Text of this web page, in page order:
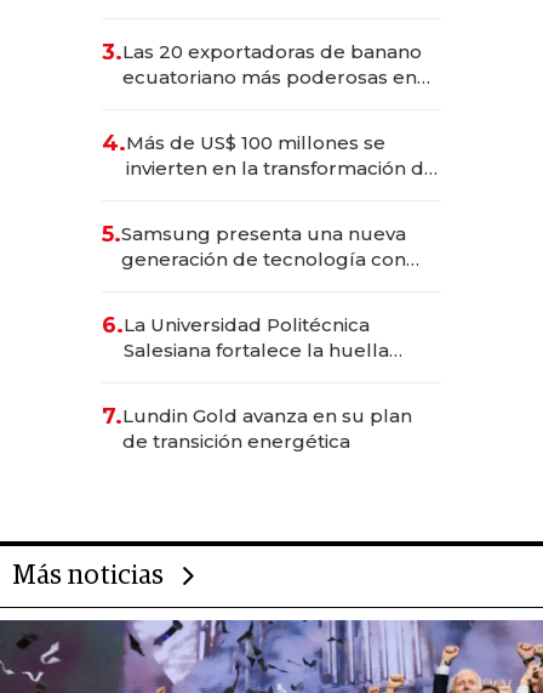
3.Las 20 exportadoras de banano
ecuatoriano más poderosas en
4.Más de US$ 100 millones se
invierten en la transformación de
5.Samsung presenta una nueva
generación de tecnología con
6.La Universidad Politécnica
Salesiana fortalece la huella
7.Lundin Gold avanza en su plan
de transición energética
Más noticias